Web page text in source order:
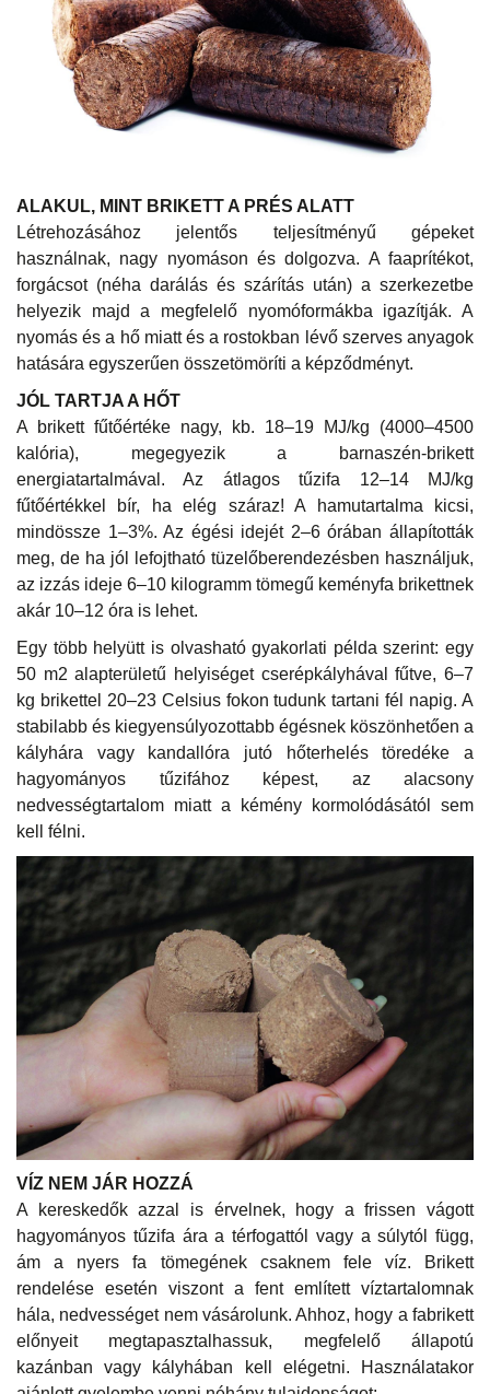
ALAKUL, MINT BRIKETT A PRÉS ALATT
Létrehozásához jelentős teljesítményű gépeket
használnak, nagy nyomáson és dolgozva. A faaprítékot,
forgácsot (néha darálás és szárítás után) a szerkezetbe
helyezik majd a megfelelő nyomóformákba igazítják. A
nyomás és a hő miatt és a rostokban lévő szerves anyagok
hatására egyszerűen összetömöríti a képződményt.
JÓL TARTJA A HŐT
A brikett fűtőértéke nagy, kb. 18–19 MJ/kg (4000–4500
kalória), megegyezik a barnaszén-brikett
energiatartalmával. Az átlagos tűzifa 12–14 MJ/kg
fűtőértékkel bír, ha elég száraz! A hamutartalma kicsi,
mindössze 1–3%. Az égési idejét 2–6 órában állapították
meg, de ha jól lefojtható tüzelőberendezésben használjuk,
az izzás ideje 6–10 kilogramm tömegű keményfa brikettnek
akár 10–12 óra is lehet.
Egy több helyütt is olvasható gyakorlati példa szerint: egy
50 m2 alapterületű helyiséget cserépkályhával fűtve, 6–7
kg brikettel 20–23 Celsius fokon tudunk tartani fél napig. A
stabilabb és kiegyensúlyozottabb égésnek köszönhetően a
kályhára vagy kandallóra jutó hőterhelés töredéke a
hagyományos tűzifához képest, az alacsony
nedvességtartalom miatt a kémény kormolódásától sem
kell félni.
VÍZ NEM JÁR HOZZÁ
A kereskedők azzal is érvelnek, hogy a frissen vágott
hagyományos tűzifa ára a térfogattól vagy a súlytól függ,
ám a nyers fa tömegének csaknem fele víz. Brikett
rendelése esetén viszont a fent említett víztartalomnak
hála, nedvességet nem vásárolunk. Ahhoz, hogy a fabrikett
előnyeit megtapasztalhassuk, megfelelő állapotú
kazánban vagy kályhában kell elégetni. Használatakor